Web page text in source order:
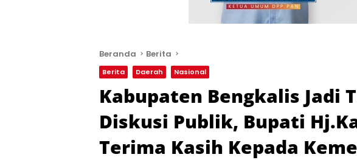
Beranda Berita
Berita Daerah Nasional
Kabupaten Bengkalis Jadi
Diskusi Publik, Bupati
Terima Kasih Kepada